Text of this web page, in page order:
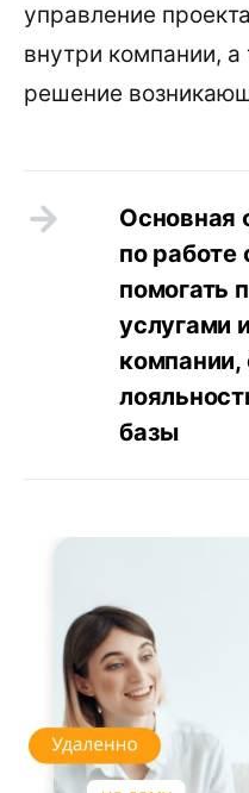
управление
внутри компании,
решение
Основная
по работе
помогать
услугами
компании,
базы